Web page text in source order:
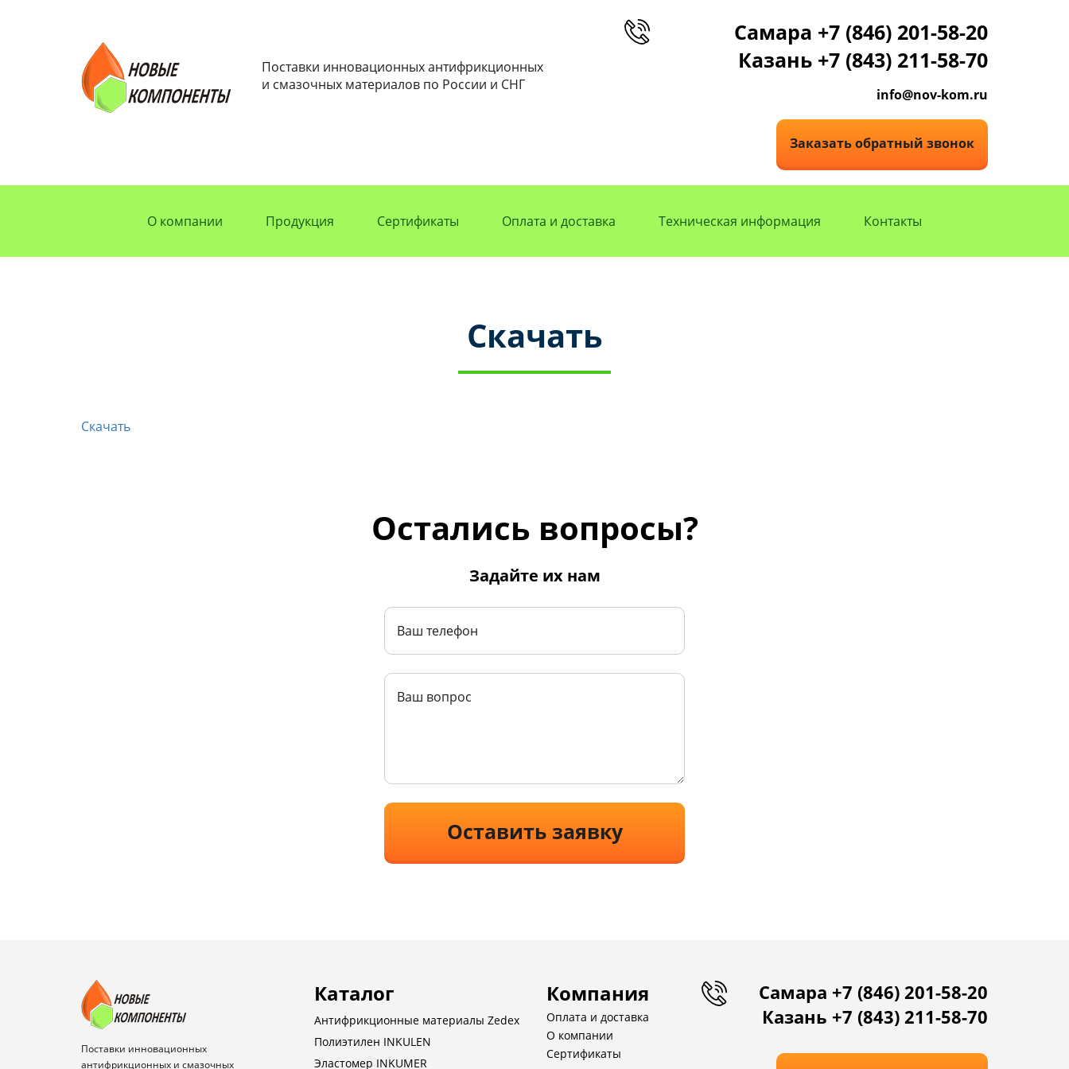
Поставки инновационных антифрикционных
и смазочных материалов по России и СНГ
Самара +7 (846) 201-58-20
Казань +7 (843) 211-58-70
info@nov-kom.ru
Заказать обратный звонок
О компании Продукция Сертификаты Оплата и доставка Техническая информация Контакты
Скачать
Скачать
Остались вопросы?
Задайте их нам
Оставить заявку
Поставки инновационных
антифрикционных и смазочных
Каталог
Антифрикционные материалы Zedex
Полиэтилен INKULEN
Эластомер INKUMER
Компания
Оплата и доставка
О компании
Сертификаты
Самара +7 (846) 201-58-20
Казань +7 (843) 211-58-70